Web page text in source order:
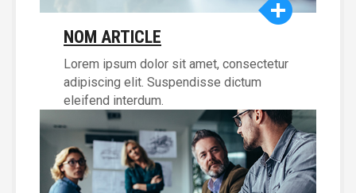
NOM ARTICLE
Lorem ipsum dolor sit amet, consectetur
adipiscing elit. Suspendisse dictum
eleifend interdum.